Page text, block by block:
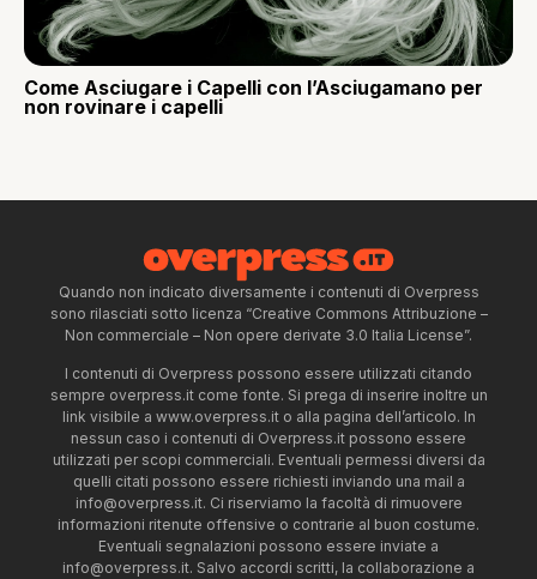
Come Asciugare i Capelli con l’Asciugamano per
non rovinare i capelli
Quando non indicato diversamente i contenuti di Overpress
sono rilasciati sotto licenza “Creative Commons Attribuzione –
Non commerciale – Non opere derivate 3.0 Italia License”.
I contenuti di Overpress possono essere utilizzati citando
sempre overpress.it come fonte. Si prega di inserire inoltre un
link visibile a www.overpress.it o alla pagina dell’articolo. In
nessun caso i contenuti di Overpress.it possono essere
utilizzati per scopi commerciali. Eventuali permessi diversi da
quelli citati possono essere richiesti inviando una mail a
info@overpress.it. Ci riserviamo la facoltà di rimuovere
informazioni ritenute offensive o contrarie al buon costume.
Eventuali segnalazioni possono essere inviate a
info@overpress.it. Salvo accordi scritti, la collaborazione a